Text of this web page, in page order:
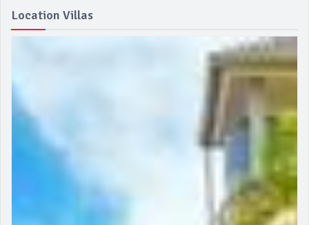
Location Villas